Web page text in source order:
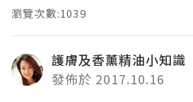
瀏覽次數:1039
護膚及香薰精油小知識
發佈於 2017.10.16